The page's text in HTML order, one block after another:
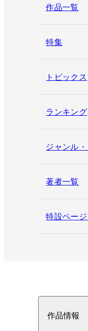
作品一覧
特集
トピックス
ランキング
ジャンル
著者一覧
特設ペー
作品情報